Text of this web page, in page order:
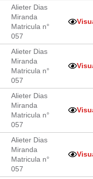
Alieter Dias
Miranda
Matricula n°
057
Alieter Dias
Miranda
Matricula n°
057
Alieter Dias
Miranda
Matricula n°
057
Alieter Dias
Miranda
Matricula n°
057